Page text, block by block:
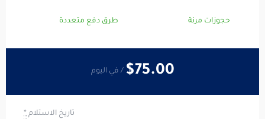
حجوزات مرنة طرق دفع متعددة
$75.00 / في اليوم
تاريخ الاستلام *